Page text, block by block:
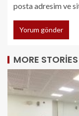
posta adresim ve
MORE STORIES